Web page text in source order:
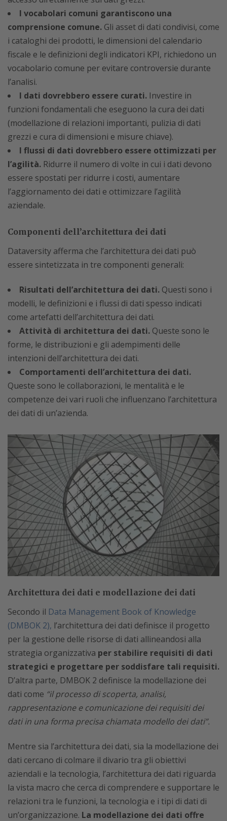
I vocabolari comuni garantiscono una
comprensione comune. Gli asset di dati condivisi, come
i cataloghi dei prodotti, le dimensioni del calendario
fiscale e le definizioni degli indicatori KPI, richiedono un
vocabolario comune per evitare controversie durante
l’analisi.
I dati dovrebbero essere curati. Investire in
funzioni fondamentali che eseguono la cura dei dati
(modellazione di relazioni importanti, pulizia di dati
grezzi e cura di dimensioni e misure chiave).
I flussi di dati dovrebbero essere ottimizzati per
l’agilità. Ridurre il numero di volte in cui i dati devono
essere spostati per ridurre i costi, aumentare
l’aggiornamento dei dati e ottimizzare l’agilità
aziendale.
Componenti dell’architettura dei dati
Dataversity afferma che l’architettura dei dati può
essere sintetizzata in tre componenti generali:
Risultati dell’architettura dei dati. Questi sono i
modelli, le definizioni e i flussi di dati spesso indicati
come artefatti dell’architettura dei dati.
Attività di architettura dei dati. Queste sono le
forme, le distribuzioni e gli adempimenti delle
intenzioni dell’architettura dei dati.
Comportamenti dell’architettura dei dati.
Queste sono le collaborazioni, le mentalità e le
competenze dei vari ruoli che influenzano l’architettura
dei dati di un’azienda.
Architettura dei dati e modellazione dei dati
Secondo il Data Management Book of Knowledge
(DMBOK 2), l’architettura dei dati definisce il progetto
per la gestione delle risorse di dati allineandosi alla
strategia organizzativa per stabilire requisiti di dati
strategici e progettare per soddisfare tali requisiti.
D’altra parte, DMBOK 2 definisce la modellazione dei
dati come “il processo di scoperta, analisi,
rappresentazione e comunicazione dei requisiti dei
dati in una forma precisa chiamata modello dei dati”.
Mentre sia l’architettura dei dati, sia la modellazione dei
dati cercano di colmare il divario tra gli obiettivi
aziendali e la tecnologia, l’architettura dei dati riguarda
la vista macro che cerca di comprendere e supportare le
relazioni tra le funzioni, la tecnologia e i tipi di dati di
un’organizzazione. La modellazione dei dati offre